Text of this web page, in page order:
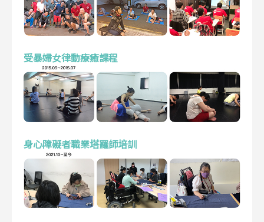
受暴婦女律動療癒課程
身心障礙者職業塔羅師培訓